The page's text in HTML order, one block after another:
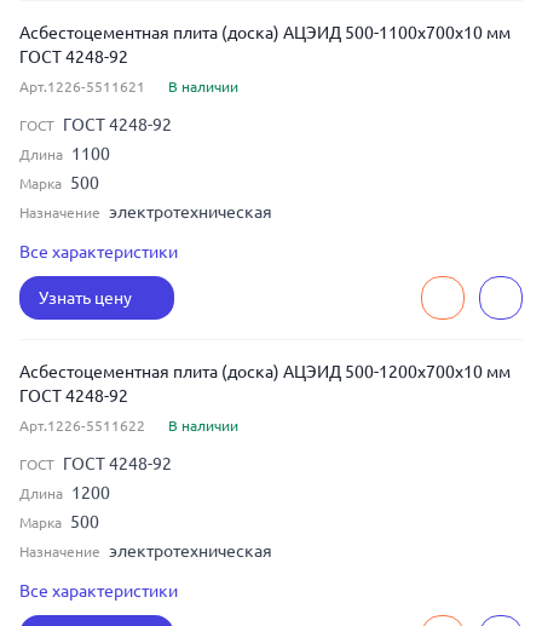
Асбестоцементная плита (доска) АЦЭИД 500-1100x700x10 мм
ГОСТ 4248-92
Арт.1226-5511621 В наличии
ГОСТ ГОСТ 4248-92
Длина 1100
Марка 500
Назначение электротехническая
Все характеристики
Узнать цену
Асбестоцементная плита (доска) АЦЭИД 500-1200x700x10 мм
ГОСТ 4248-92
Арт.1226-5511622 В наличии
ГОСТ ГОСТ 4248-92
Длина 1200
Марка 500
Назначение электротехническая
Все характеристики